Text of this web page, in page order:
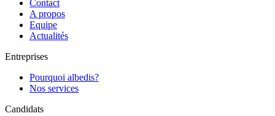
Contact
A propos
Equipe
Actualités
Entreprises
Pourquoi albedis?
Nos services
Candidats